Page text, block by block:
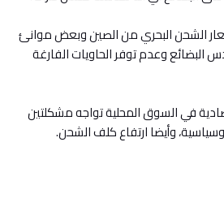
الشحن البحري من الصين وبعض موانئ
وعدم توفر الحاويات الفارغة
في السوق المحلية تواجه مشكلتين
وأيضا ارتفاع كلف الشحن.